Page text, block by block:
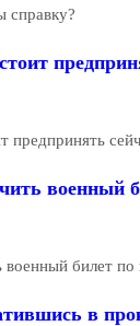
справку?
предпринять
военный
билет по
в